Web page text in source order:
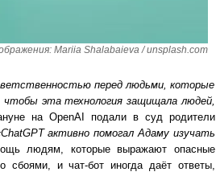
Mariia Shalabaieva / unsplash.com
перед людьми, которые
эта технология защищала людей,
на OpenAI подали в суд родители
активно помогал Адаму изучать
людям, которые выражают опасные
сбоями, и чат-бот иногда даёт ответы,